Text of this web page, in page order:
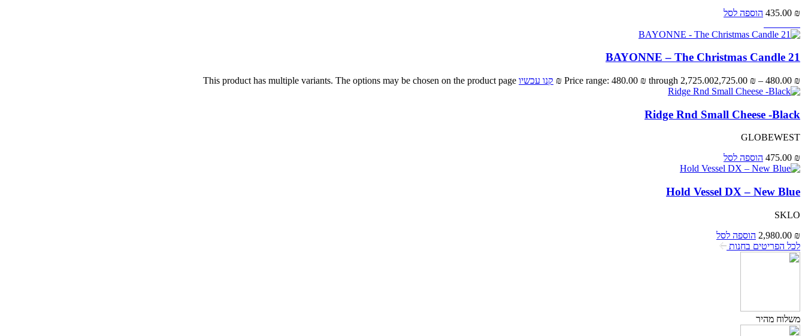
435.00 ₪
הוספה לסל
BAYONNE – The Christmas Candle 21
480.00 ₪
–
2,725.00 ₪
Price range: 480.00 ₪ through 2,725.00 ₪ קנו עכשיו This product has multiple variants. The options may be chosen on the product page
Ridge Rnd Small Cheese -Black
GLOBEWEST
475.00 ₪ הוספה לסל
Hold Vessel DX – New Blue
SKLO
2,980.00 ₪
הוספה לסל
לכל הפריטים בחנות
משלוח מהיר